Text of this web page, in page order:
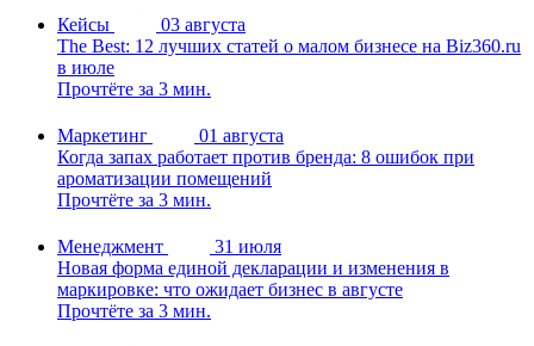
Кейсы
03 августа
The Best: 12 лучших статей о малом бизнесе на Biz360.ru
в июле
Прочтёте за 3 мин.
Маркетинг
01 августа
Когда запах работает против бренда: 8 ошибок при
ароматизации помещений
Прочтёте за 3 мин.
Менеджмент
31 июля
Новая форма единой декларации и изменения в
маркировке: что ожидает бизнес в августе
Прочтёте за 3 мин.